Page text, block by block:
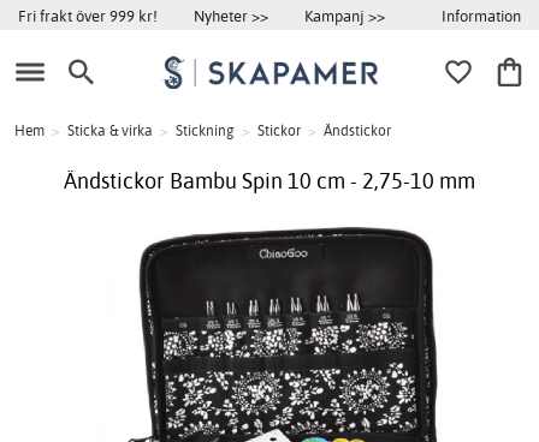
Fri frakt över 999 kr! Nyheter >> Kampanj >> Information
Hem > Sticka & virka > Stickning > Stickor > Ändstickor
Ändstickor Bambu Spin 10 cm - 2,75-10 mm